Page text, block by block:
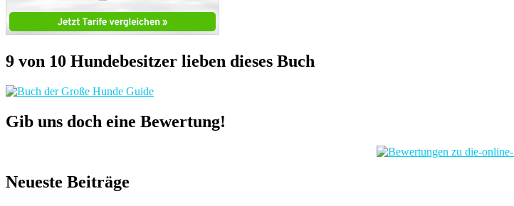
9 von 10 Hundebesitzer lieben dieses Buch
Gib uns doch eine Bewertung!
Neueste Beiträge